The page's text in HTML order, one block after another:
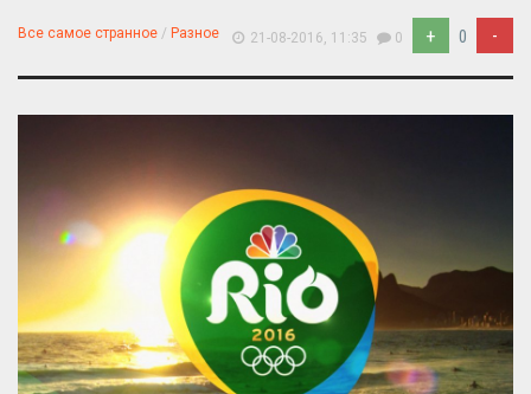
Все самое странное / Разное 21-08-2016, 11:35 0 + 0 -